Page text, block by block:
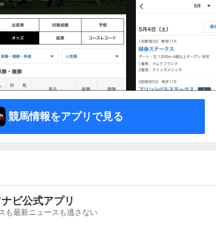
競馬情報をアプリで見る
ビ公式アプリ
も最新ニュースも逃さない